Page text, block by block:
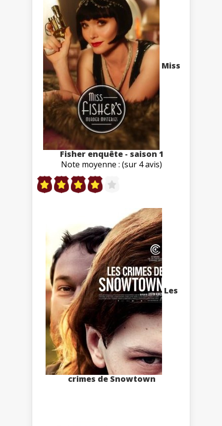
Miss
Fisher enquête - saison 1
Note moyenne : (sur 4 avis)
Les
crimes de Snowtown